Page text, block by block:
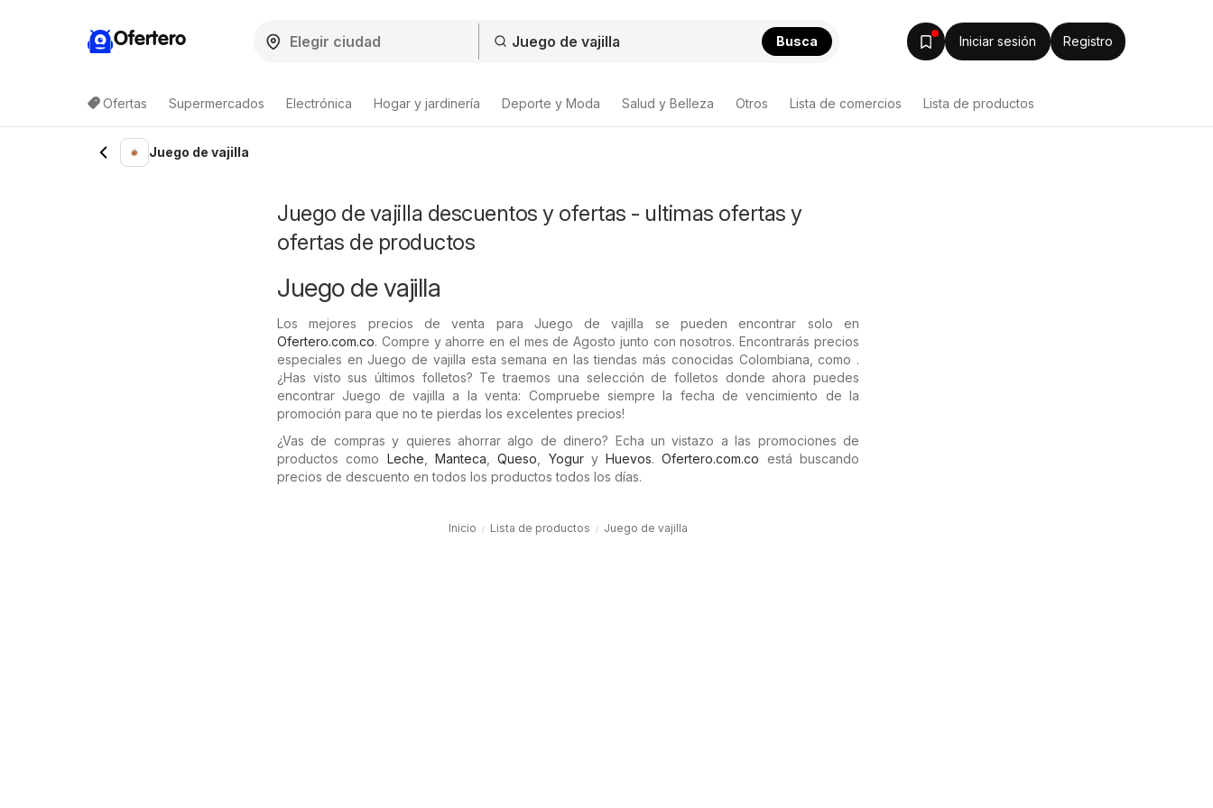
Ofertero Busca Iniciar sesión Registro
Ofertas Supermercados Electrónica Hogar y jardinería Deporte y Moda Salud y Belleza Otros Lista de comercios Lista de productos
Juego de vajilla
Juego de vajilla descuentos y ofertas - ultimas ofertas y
ofertas de productos
Juego de vajilla
Los mejores precios de venta para Juego de vajilla se pueden encontrar solo en
Ofertero.com.co. Compre y ahorre en el mes de Agosto junto con nosotros. Encontrarás precios
especiales en Juego de vajilla esta semana en las tiendas más conocidas Colombiana, como .
¿Has visto sus últimos folletos? Te traemos una selección de folletos donde ahora puedes
encontrar Juego de vajilla a la venta: Compruebe siempre la fecha de vencimiento de la
promoción para que no te pierdas los excelentes precios!
¿Vas de compras y quieres ahorrar algo de dinero? Echa un vistazo a las promociones de
productos como Leche Manteca ,Queso YoguryHuevos.Ofertero.com.co está buscando
precios de descuento en todos los productos todos los días.
Inicio Lista de productos Juego de vajilla